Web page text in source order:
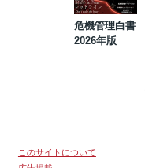
危機管理白書
2026年版
このサイトについて